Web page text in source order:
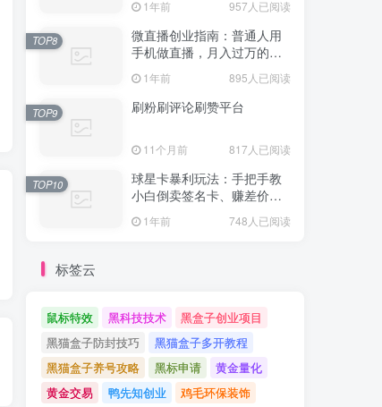
手工艺品副业全攻略：普通人也能月入过万的指尖魔法
1年前 957人已阅读
微直播创业指南：普通人用
手机做直播，月入过万的实
1年前 895人已阅读
TOP8
刷粉刷评论刷赞平台
11个月前 817人已阅读
TOP9
球星卡暴利玩法：手把手教
小白倒卖签名卡、赚差价、
避坑指南！​
1年前 748人已阅读
TOP10
标签云
鼠标特效 黑科技技术
黑盒子创业项目
黑猫盒子防封技巧
黑猫盒子多开教程
黑猫盒子养号攻略
黑标申请
黄金量化
黄金交易
鸭先知创业
鸡毛环保装饰